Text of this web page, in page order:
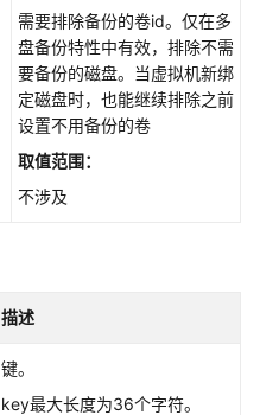
需要排除备份的卷id。仅在多
盘备份特性中有效，排除不需
要备份的磁盘。当虚拟机新绑
定磁盘时，也能继续排除之前
设置不用备份的卷
取值范围：
不涉及
描述
键。
key最大长度为36个字符。